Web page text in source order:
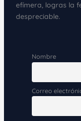
efímera, logras la
despreciable.
Nombre
Correo